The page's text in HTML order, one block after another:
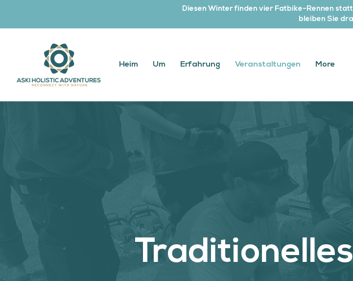
Diesen Winter finden vier Fatbike-Rennen
bleiben Sie
Heim Um Erfahrung Veranstaltungen More